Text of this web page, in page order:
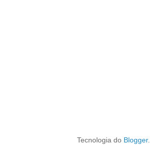
Tecnologia do Blogger.